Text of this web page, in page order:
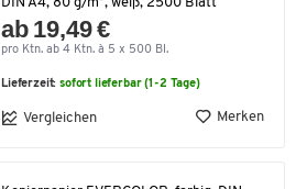
DIN A4, 80 g/m², weiß, 2500 Blatt
ab 19,49 €
pro Ktn. ab 4 Ktn. à 5 x 500 Bl.
Lieferzeit:sofort lieferbar (1-2 Tage)
Vergleichen Merken